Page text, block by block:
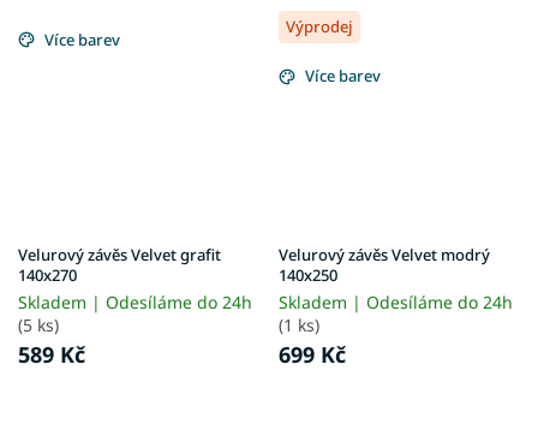
Více barev
Velurový závěs Velvet grafit
140x270
Skladem | Odesíláme do 24h
(5 ks)
589 Kč
Výprodej
Více barev
Velurový závěs Velvet modrý
140x250
Skladem | Odesíláme do 24h
(1 ks)
699 Kč